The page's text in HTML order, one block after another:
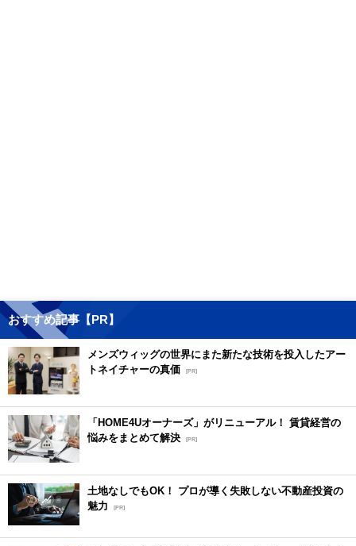
おすすめ記事【PR】
メンズウィッグの世界にまた新たな技術を投入したアー
トネイチャーの真価
[PR]
「HOME4Uオーナーズ」がリニューアル！ 賃貸経営の
悩みをまとめて解決 [PR]
土地なしでもOK！ プロが導く失敗しない不動産投資の
魅力
[PR]